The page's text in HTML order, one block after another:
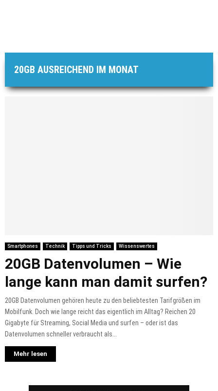
20GB AUSREICHEND IM MONAT
Smartphones Technik Tipps und Tricks Wissenswertes
20GB Datenvolumen – Wie
lange kann man damit surfen?
20GB Datenvolumen gehören heute zu den beliebtesten Tarifgrößen im
Mobilfunk. Doch wie lange reicht das eigentlich im Alltag? Reichen 20
Gigabyte für Streaming, Social Media und surfen – oder ist das
Datenvolumen schneller verbraucht als...
Mehr lesen